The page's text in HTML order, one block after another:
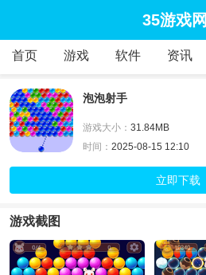
35游戏网
首页 游戏 软件 资讯
泡泡射手
游戏大小： 31.84MB
时间： 2025-08-15 12:10
立即下载
游戏截图